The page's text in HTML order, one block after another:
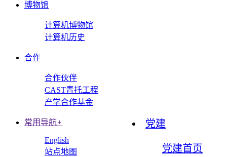
博物馆
计算机博物馆
计算机历史
合作
合作伙伴
CAST青托工程
产学合作基金
党建
党建首页
常用导航+
English
站点地图